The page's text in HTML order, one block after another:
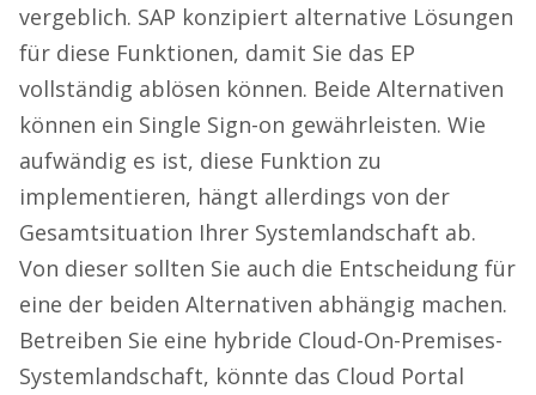
vergeblich. SAP konzipiert alternative Lösungen
für diese Funktionen, damit Sie das EP
vollständig ablösen können. Beide Alternativen
können ein Single Sign-on gewährleisten. Wie
aufwändig es ist, diese Funktion zu
implementieren, hängt allerdings von der
Gesamtsituation Ihrer Systemlandschaft ab.
Von dieser sollten Sie auch die Entscheidung für
eine der beiden Alternativen abhängig machen.
Betreiben Sie eine hybride Cloud-On-Premises-
Systemlandschaft, könnte das Cloud Portal